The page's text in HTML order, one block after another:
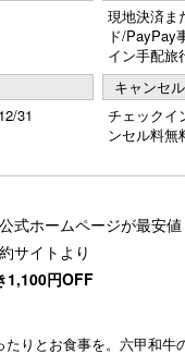
現地決済ま
ド/PayPay
イン手配旅
31
キャンセ
チェックイ
ンセル料無
式ホームページが最安値
サイトより
1,100円OFF
たりとお食事を。六甲和牛